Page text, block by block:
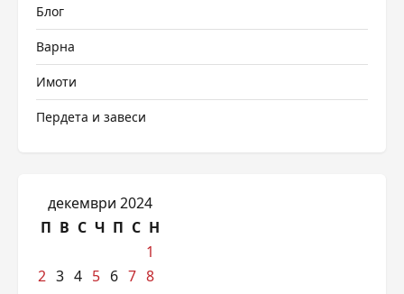
Блог
Варна
Имоти
Пердета и завеси
декември 2024
П В С Ч П С Н
1
2 3 4 5 6 7 8